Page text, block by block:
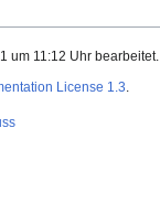
um 11:12 Uhr bearbeitet.
License 1.3.